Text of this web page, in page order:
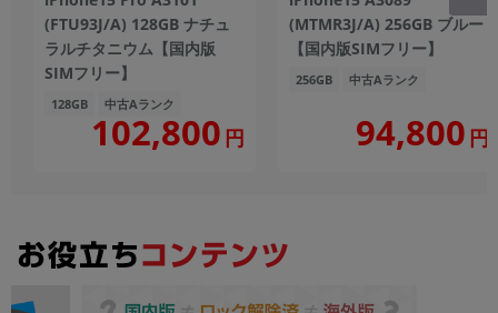
(FTU93J/A) 128GB ナチュ
ラルチタニウム【国内版
SIMフリー】
128GB 中古Aランク
102,800 円
(MTMR3J/A) 256GB ブルー
【国内版SIMフリー】
256GB 中古Aランク
94,800 円